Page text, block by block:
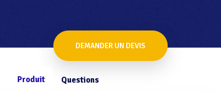
DEMANDER UN DEVIS
Produit Questions